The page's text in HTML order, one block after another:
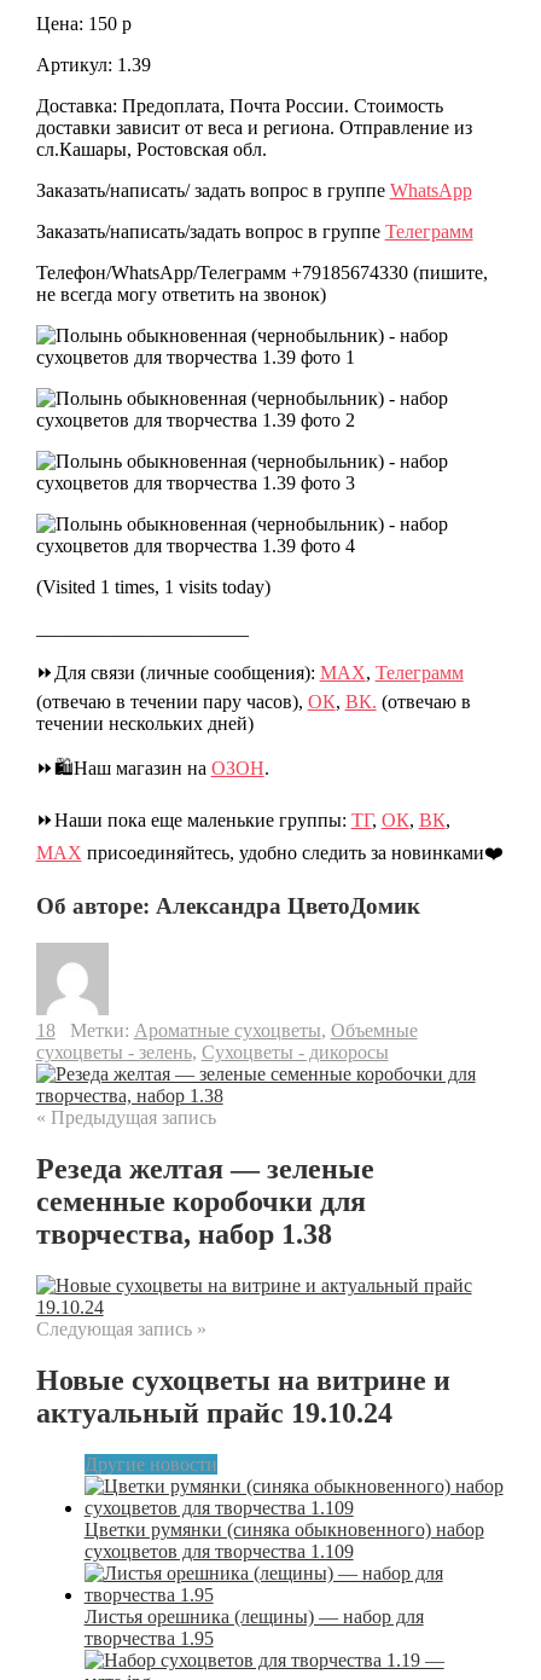
Цена: 150 р
Артикул: 1.39
Доставка: Предоплата, Почта России. Стоимость
доставки зависит от веса и региона. Отправление из
сл.Кашары, Ростовская обл.
Заказать/написать/ задать вопрос в группе WhatsApp
Заказать/написать/задать вопрос в группе Телеграмм
Телефон/WhatsApp/Телеграмм +79185674330 (пишите,
не всегда могу ответить на звонок)
(Visited 1 times, 1 visits today)
⏩Для связи (личные сообщения): МАХ, Телеграмм
(отвечаю в течении пару часов), ОК, ВК. (отвечаю в
течении нескольких дней)
⏩🛍️Наш магазин на ОЗОН.
⏩Наши пока еще маленькие группы: ТГ, ОК, ВК,
МАХ присоединяйтесь, удобно следить за новинками❤️
Об авторе: Александра ЦветоДомик
18 Метки: Ароматные сухоцветы, Объемные
сухоцветы - зелень, Сухоцветы - дикоросы
« Предыдущая запись
Резеда желтая — зеленые
семенные коробочки для
творчества, набор 1.38
Следующая запись »
Новые сухоцветы на витрине и
актуальный прайс 19.10.24
Другие новости
Цветки румянки (синяка обыкновенного) набор
сухоцветов для творчества 1.109
Листья орешника (лещины) — набор для
творчества 1.95